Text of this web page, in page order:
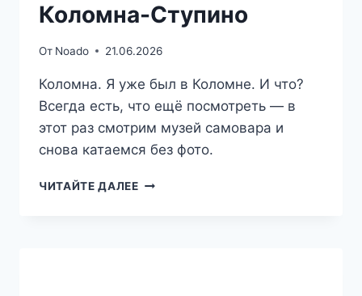
Коломна-Ступино
От Noado 21.06.2026
Коломна. Я уже был в Коломне. И что?
Всегда есть, что ещё посмотреть — в
этот раз смотрим музей самовара и
снова катаемся без фото.
ЧИТАЙТЕ ДАЛЕЕТРИ